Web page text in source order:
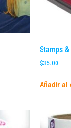
Stamps
$35.00
Añadir al